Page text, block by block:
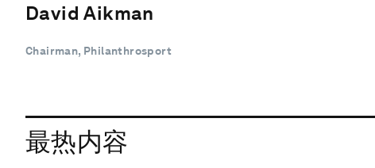
David Aikman
Chairman, Philanthrosport
最热内容